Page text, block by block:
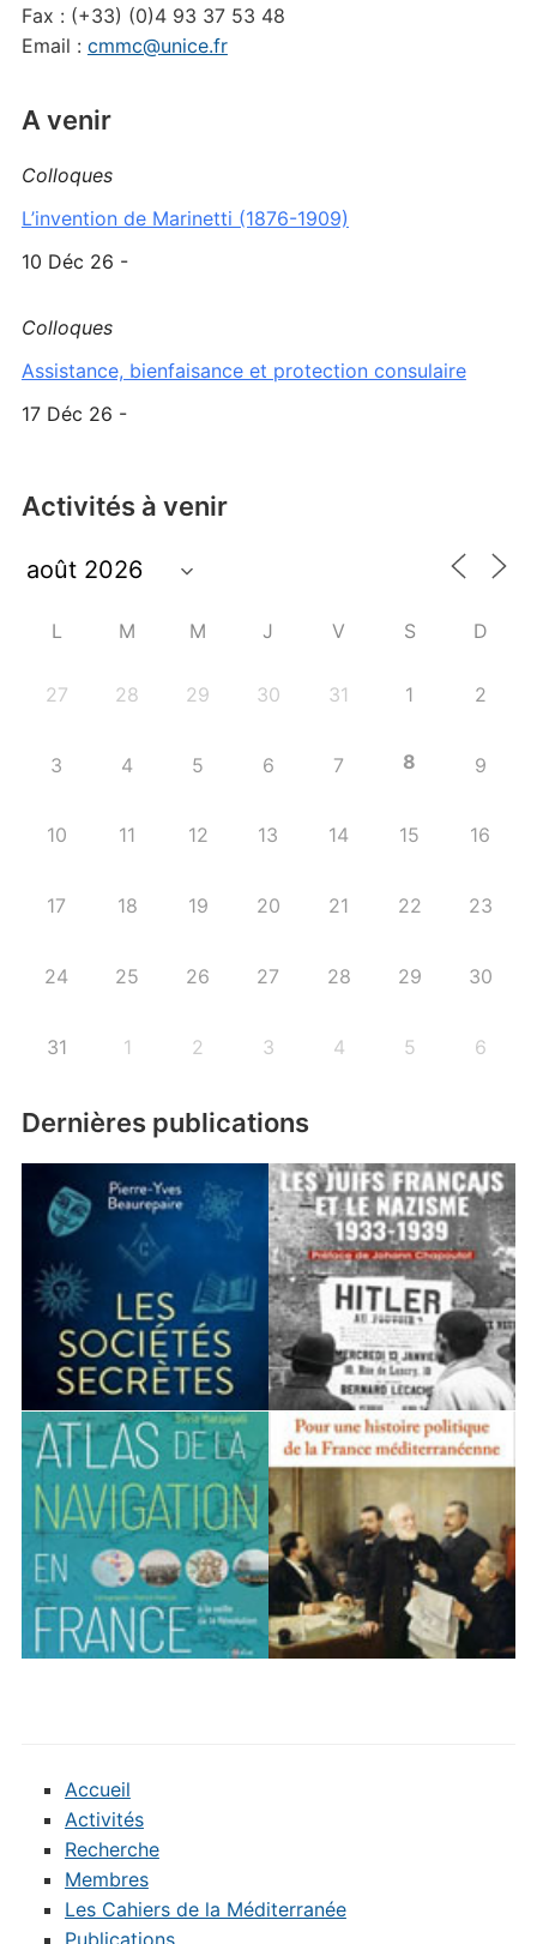
Fax : (+33) (0)4 93 37 53 48
Email : cmmc@unice.fr
A venir
Colloques
L’invention de Marinetti (1876-1909)
10 Déc 26 -
Colloques
Assistance, bienfaisance et protection consulaire
17 Déc 26 -
Activités à venir
L M M J V S D
27 28 29 30 31 1 2
3 4 5 6 7 8 9
10 11 12 13 14 15 16
17 18 19 20 21 22 23
24 25 26 27 28 29 30
31 1 2 3 4 5 6
Dernières publications
Accueil
Activités
Recherche
Membres
Les Cahiers de la Méditerranée
Publications